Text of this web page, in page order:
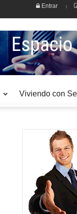
Entrar
Viviendo con